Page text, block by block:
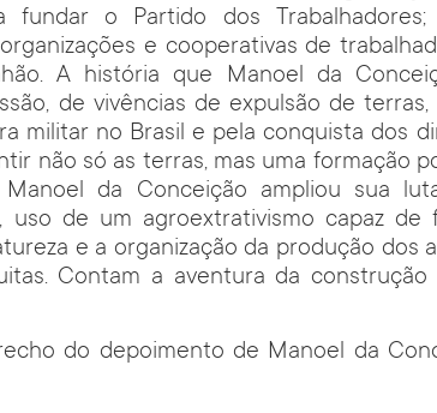
fundar o Partido dos
e cooperativas de
A história que Manoel da
de vivências de expulsão de
militar no Brasil e pela conquista dos
não só as terras, mas uma formação
Manoel da Conceição ampliou sua
uso de um agroextrativismo capaz de
e a organização da produção dos
Contam a aventura da
do depoimento de Manoel da